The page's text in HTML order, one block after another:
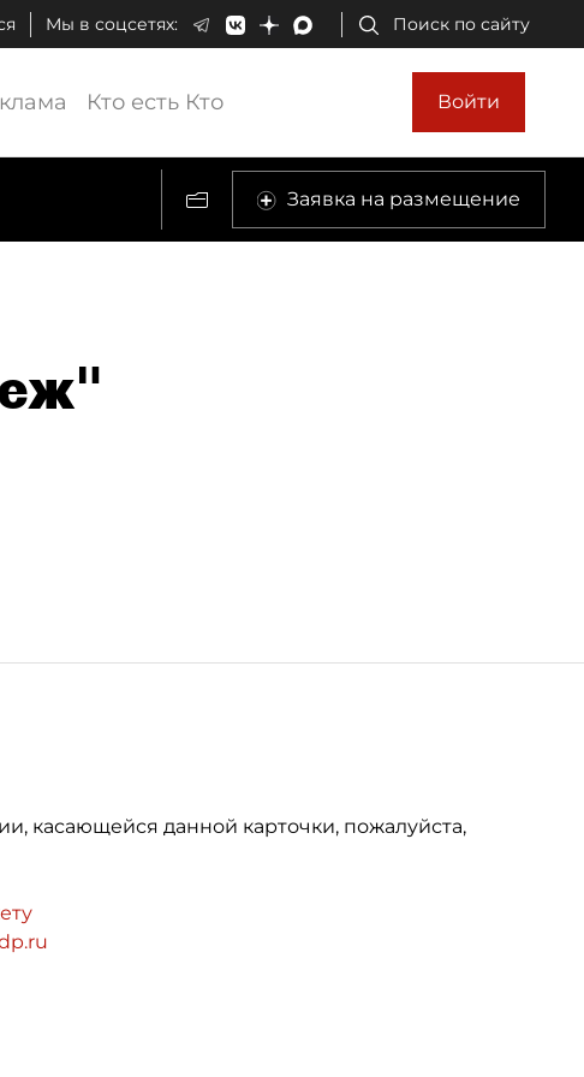
Мы в соцсетях: Поиск по сайту
Кто есть Кто Войти
Заявка на размещение
касающейся данной карточки, пожалуйста,